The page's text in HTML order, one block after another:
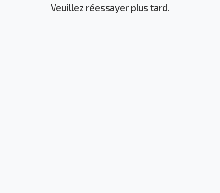
Veuillez réessayer plus tard.